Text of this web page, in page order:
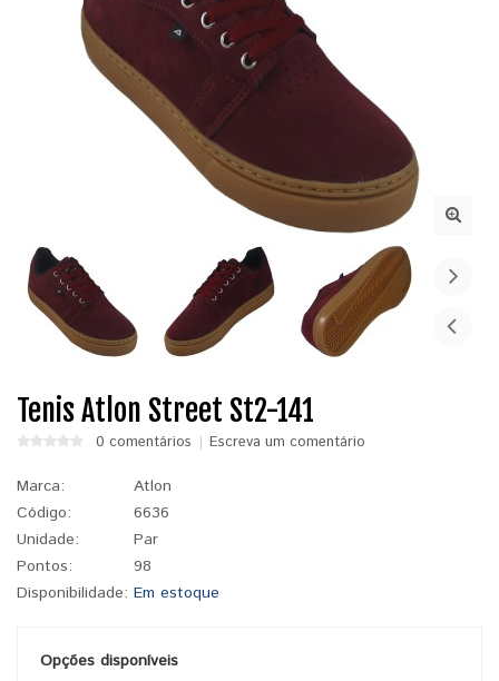
Tenis Atlon Street St2-141
0 comentários Escreva um comentário
Marca:
Atlon
Código:
6636
Unidade:
Par
Pontos:
98
Disponibilidade: Em estoque
Opções disponíveis